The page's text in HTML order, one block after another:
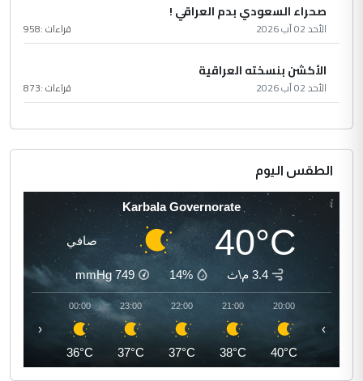
صحراء السعودي بدم العراقي !
الأحد 02 آب 2026 قراءات :958
الأكشن بنسخته العراقية
الأحد 02 آب 2026 قراءات :873
الطقس اليوم
Karbala Governorate
40°C صافي
3.4 م\ث 14%
749
mmHg
20:00
40°C
21:00
38°C
22:00
37°C
23:00
37°C
00:00
36°C
‹ ›